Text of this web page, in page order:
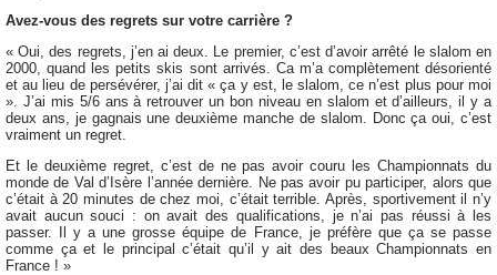
Avez-vous des regrets sur votre carrière ?
« Oui, des regrets, j’en ai deux. Le premier, c’est d’avoir arrêté le slalom en
2000, quand les petits skis sont arrivés. Ca m’a complètement désorienté
et au lieu de persévérer, j’ai dit « ça y est, le slalom, ce n’est plus pour moi
». J’ai mis 5/6 ans à retrouver un bon niveau en slalom et d’ailleurs, il y a
deux ans, je gagnais une deuxième manche de slalom. Donc ça oui, c’est
vraiment un regret.
Et le deuxième regret, c’est de ne pas avoir couru les Championnats du
monde de Val d’Isère l’année dernière. Ne pas avoir pu participer, alors que
c’était à 20 minutes de chez moi, c’était terrible. Après, sportivement il n’y
avait aucun souci : on avait des qualifications, je n’ai pas réussi à les
passer. Il y a une grosse équipe de France, je préfère que ça se passe
comme ça et le principal c’était qu’il y ait des beaux Championnats en
France ! »